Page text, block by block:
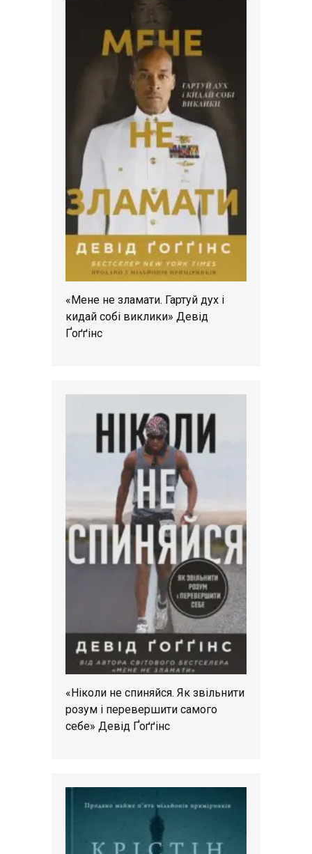
«Мене не зламати. Гартуй дух і
кидай собі виклики» Девід
Ґоґґінс
«Ніколи не спиняйся. Як звільнити
розум і перевершити самого
себе» Девід Ґоґґінс